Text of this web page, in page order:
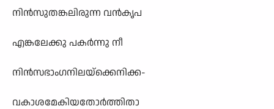
നിൻസുതങ്കലിരുന്ന വൻകൃപ
എങ്കലേക്കു പകർന്നു നീ
നിൻസഭാംഗനിലയ്ക്കെനിക്ക-
വകാശമേകിയതോർത്തിതാ